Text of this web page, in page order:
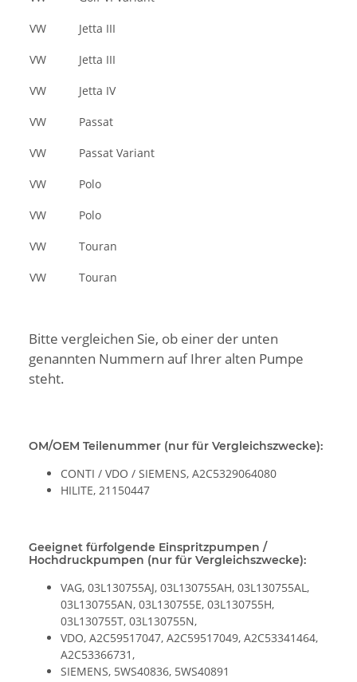
VW Jetta III
VW Jetta III
VW Jetta IV
VW Passat
VW Passat Variant
VW Polo
VW Polo
VW Touran
VW Touran
Bitte vergleichen Sie, ob einer der unten
genannten Nummern auf Ihrer alten Pumpe
steht.
OM/OEM Teilenummer (nur für Vergleichszwecke):
CONTI / VDO / SIEMENS, A2C5329064080
HILITE, 21150447
Geeignet fürfolgende Einspritzpumpen /
Hochdruckpumpen (nur für Vergleichszwecke):
VAG, 03L130755AJ, 03L130755AH, 03L130755AL,
03L130755AN, 03L130755E, 03L130755H,
03L130755T, 03L130755N,
VDO, A2C59517047, A2C59517049, A2C53341464,
A2C53366731,
SIEMENS, 5WS40836, 5WS40891